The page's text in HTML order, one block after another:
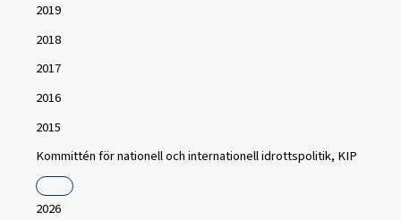
2019
2018
2017
2016
2015
Kommittén för nationell och internationell idrottspolitik, KIP
2026